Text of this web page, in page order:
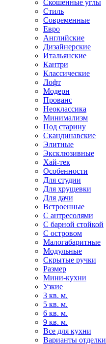
Скошенные углы
Стиль
Современные
Евро
Английские
Дизайнерские
Итальянские
Кантри
Классические
Лофт
Модерн
Прованс
Неоклассика
Минимализм
Под старину
Скандинавские
Элитные
Эксклюзивные
Хай-тек
Особенности
Для студии
Для хрущевки
Для дачи
Встроенные
С антресолями
С барной стойкой
С островом
Малогабаритные
Модульные
Скрытые ручки
Размер
Мини-кухни
Узкие
3 кв. м.
5 кв. м.
6 кв. м.
9 кв. м.
Все для кухни
Варианты отделки